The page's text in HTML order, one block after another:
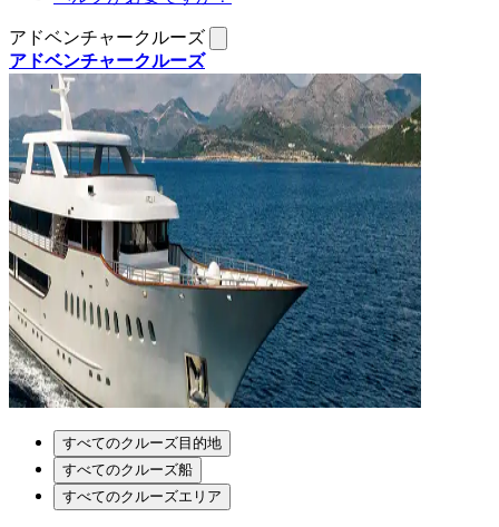
アドベンチャークルーズ
アドベンチャークルーズ
すべてのクルーズ目的地
すべてのクルーズ船
すべてのクルーズエリア